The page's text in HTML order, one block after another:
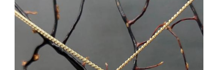
AGGIUNGI AL CARRELLO / DETTAGLI